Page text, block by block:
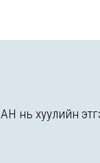
АН нь хуулийн